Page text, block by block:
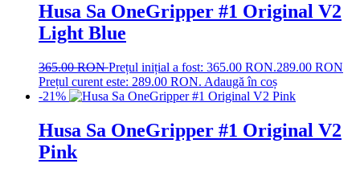
Husa Sa OneGripper #1 Original V2
Light Blue
365.00RONPrețul inițial a fost: 365.00 RON.289.00 RON
Prețul curent este: 289.00 RON. Adaugă în coș
-21%
Husa Sa OneGripper #1 Original V2
Pink